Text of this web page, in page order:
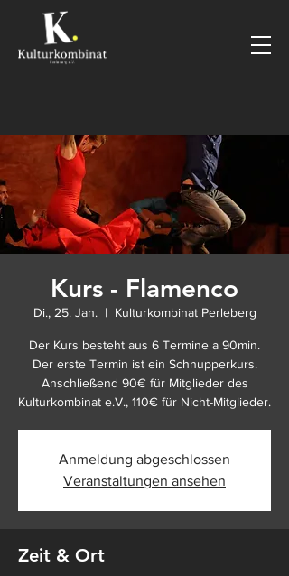
Kurs - Flamenco
Di., 25. Jan.
  |
Kulturkombinat Perleberg
Der Kurs besteht aus 6 Termine a 90min.
Der erste Termin ist ein Schnupperkurs.
Anschließend 90€ für Mitglieder des
Kulturkombinat e.V., 110€ für Nicht-Mitglieder.
Anmeldung abgeschlossen
Veranstaltungen ansehen
Zeit & Ort